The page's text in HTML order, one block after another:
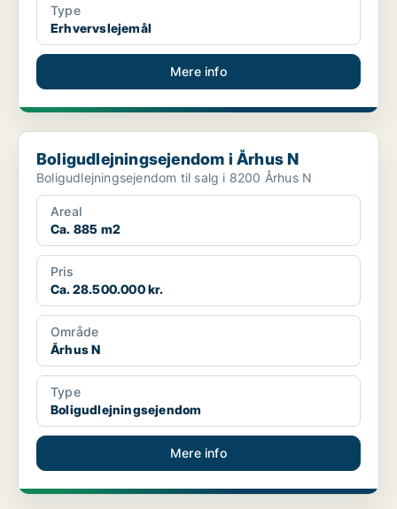
Type
Erhvervslejemål
Mere info
Boligudlejningsejendom i Århus N
Boligudlejningsejendom i Århus N
Boligudlejningsejendom til salg i 8200 Århus N
Areal
Ca. 885 m2
Pris
Ca. 28.500.000 kr.
Område
Århus N
Type
Boligudlejningsejendom
Mere info